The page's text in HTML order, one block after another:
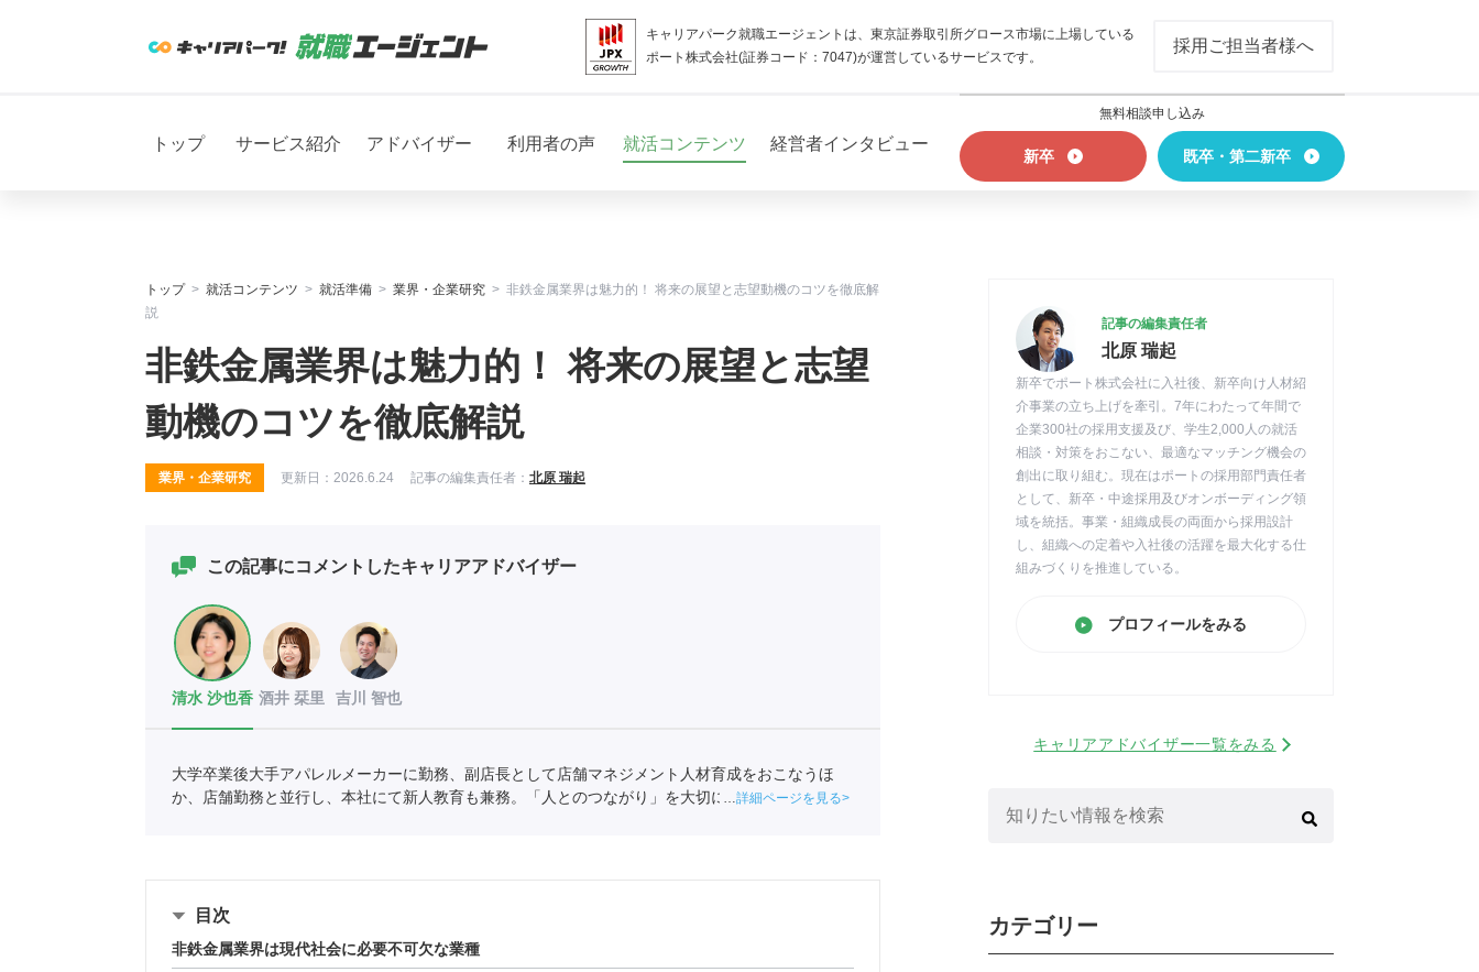
キャリアパーク就職エージェントは、東京証券取引所グロース市場に上場している
ポート株式会社(証券コード：7047)が運営しているサービスです。
採用ご担当者様へ
トップ サービス紹介 アドバイザー 利用者の声 就活コンテンツ 経営者インタビュー
無料相談申し込み
新卒 既卒・第二新卒
トップ 就活コンテンツ 就活準備 業界・企業研究
非鉄金属業界は魅力的！ 将来の展望と志望動機のコツを徹底解
説
非鉄金属業界は魅力的！ 将来の展望と志望
動機のコツを徹底解説
業界・企業研究 更新日： 2026.6.24 記事の編集責任者： 北原 瑞起
この記事にコメントしたキャリアアドバイザー
清水 沙也香 酒井 栞里 吉川 智也
大学卒業後大手アパレルメーカーに勤務、副店長として店舗マネジメント人材育成をおこなうほ
か、店舗勤務と並行し、本社にて新人教育も兼務。「人とのつながり」を大切にしつつ、自分の長
詳細ページを見る
目次
非鉄金属業界は現代社会に必要不可欠な業種
記事の編集責任者
北原 瑞起
新卒でポート株式会社に入社後、新卒向け人材紹
介事業の立ち上げを牽引。7年にわたって年間で
企業300社の採用支援及び、学生2,000人の就活
相談・対策をおこない、最適なマッチング機会の
創出に取り組む。現在はポートの採用部門責任者
として、新卒・中途採用及びオンボーディング領
域を統括。事業・組織成長の両面から採用設計
し、組織への定着や入社後の活躍を最大化する仕
組みづくりを推進している。
プロフィールをみる
キャリアアドバイザー一覧をみる
カテゴリー